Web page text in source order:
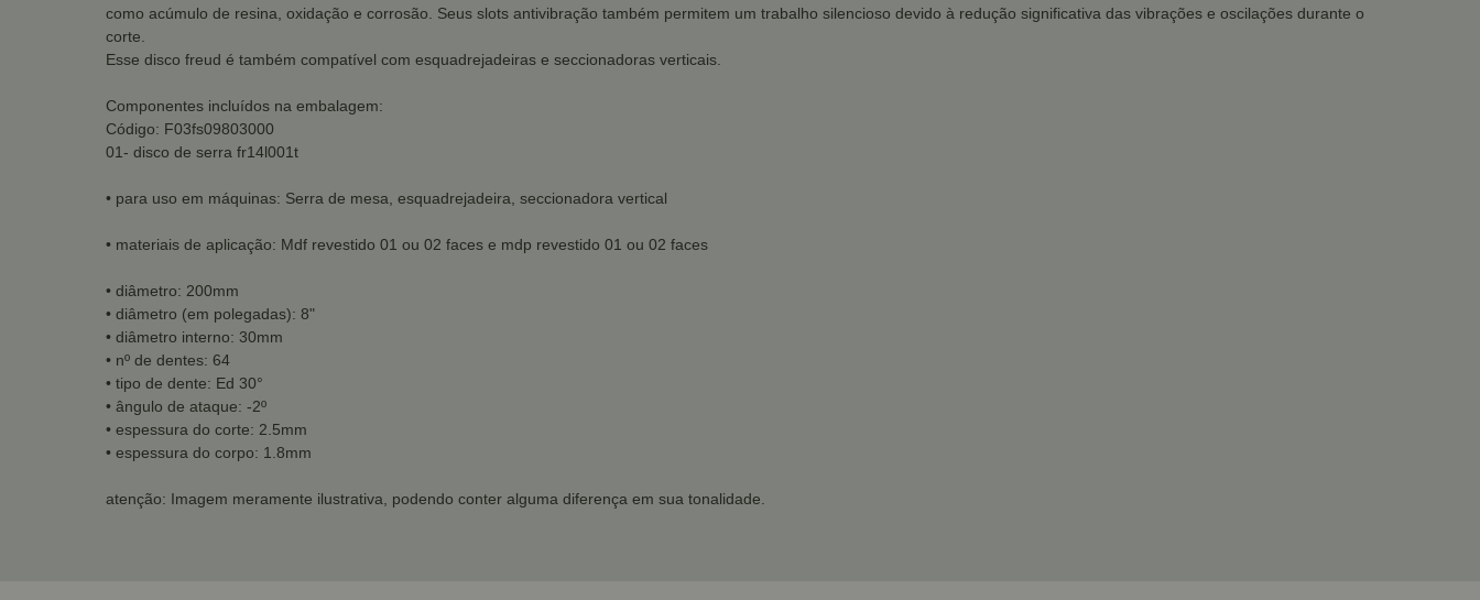
como acúmulo de resina, oxidação e corrosão. Seus slots antivibração também permitem um trabalho silencioso devido à redução significativa das vibrações e oscilações durante o
corte.
Esse disco freud é também compatível com esquadrejadeiras e seccionadoras verticais.
Componentes incluídos na embalagem:
Código: F03fs09803000
01- disco de serra fr14l001t
• para uso em máquinas: Serra de mesa, esquadrejadeira, seccionadora vertical
• materiais de aplicação: Mdf revestido 01 ou 02 faces e mdp revestido 01 ou 02 faces
• diâmetro: 200mm
• diâmetro (em polegadas): 8"
• diâmetro interno: 30mm
• nº de dentes: 64
• tipo de dente: Ed 30°
• ângulo de ataque: -2º
• espessura do corte: 2.5mm
• espessura do corpo: 1.8mm
atenção: Imagem meramente ilustrativa, podendo conter alguma diferença em sua tonalidade.